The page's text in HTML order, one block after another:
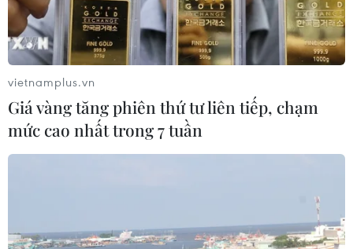
Cảng hàng hóa Long Beach, bang California, Mỹ. (Ảnh:
vietnamplus.vn
Giá vàng tăng phiên thứ tư liên tiếp, chạm
mức cao nhất trong 7 tuần